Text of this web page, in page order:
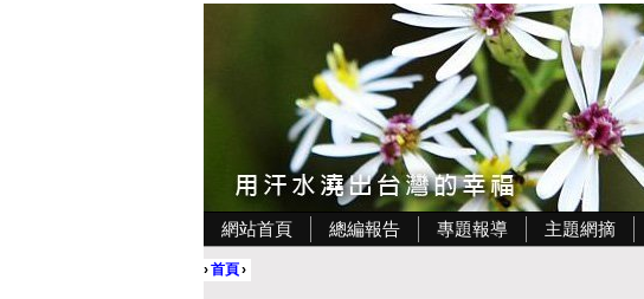
網站首頁 總編報告 專題報導 主題網摘
›首頁›